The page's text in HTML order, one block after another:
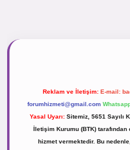
Reklam ve İletişim: E-mail:
forumhizmeti@gmail.com
Yasal Uyarı: Sitemiz, 5651 Sayılı
İletişim Kurumu (BTK) tarafından
hizmet vermektedir. Bu